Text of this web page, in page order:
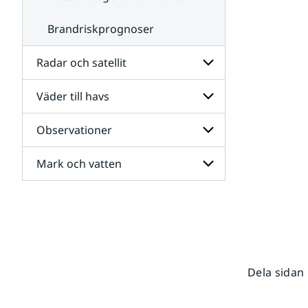
Brandriskprognoser
Radar och satellit
Undersidor
för
Radar
och
satellit
Väder till havs
Undersidor
för
Väder
till
havs
Observationer
Undersidor
för
Mark och vatten
Dela sidan